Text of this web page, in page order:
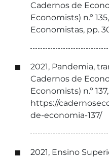
Cadernos de
Economists) n.º
Economistas, pp.
2021, Pandemia,
Cadernos de
Economists) n.º
https://
de-economia-137/
2021, Ensino